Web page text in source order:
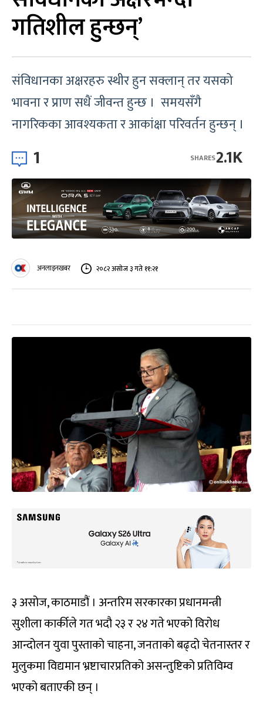
गतिशील हुन्छन्’
संविधानका अक्षरहरु स्थीर हुन सक्लान् तर यसको
भावना र प्राण सधैं जीवन्त हुन्छ । समयसँगै
नागरिकका आवश्यकता र आकांक्षा परिवर्तन हुन्छन् ।
1 2.1K
SHARES
अनलाइनखबर २०८२ असोज ३ गते ११:२१
३ असोज, काठमाडौं । अन्तरिम सरकारका प्रधानमन्त्री
सुशीला कार्कीले गत भदौ २३ र २४ गते भएको विरोध
आन्दोलन युवा पुस्ताको चाहना, जनताको बढ्दो चेतनास्तर र
मुलुकमा विद्यमान भ्रष्टाचारप्रतिको असन्तुष्टिको प्रतिविम्व
भएको बताएकी छन् ।